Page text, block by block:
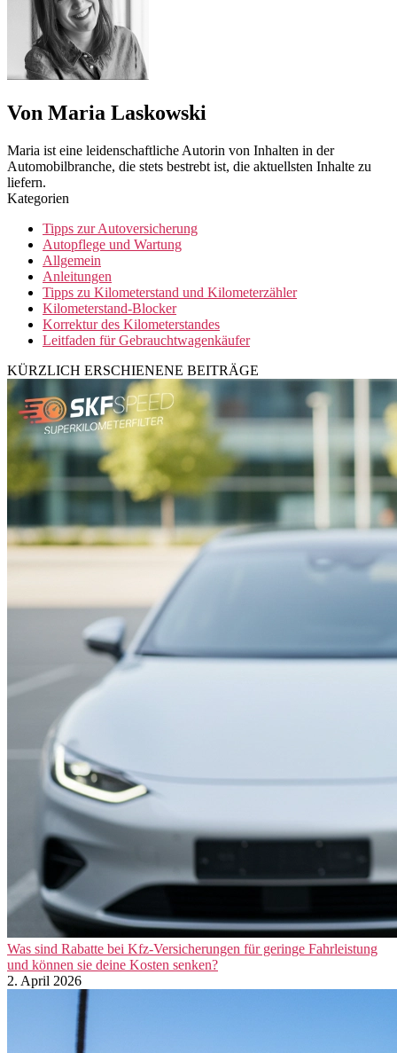
Von Maria Laskowski
Maria ist eine leidenschaftliche Autorin von Inhalten in der
Automobilbranche, die stets bestrebt ist, die aktuellsten Inhalte zu
liefern.
Kategorien
Tipps zur Autoversicherung
Autopflege und Wartung
Allgemein
Anleitungen
Tipps zu Kilometerstand und Kilometerzähler
Kilometerstand-Blocker
Korrektur des Kilometerstandes
Leitfaden für Gebrauchtwagenkäufer
KÜRZLICH ERSCHIENENE BEITRÄGE
Was sind Rabatte bei Kfz-Versicherungen für geringe Fahrleistung
und können sie deine Kosten senken?
2. April 2026